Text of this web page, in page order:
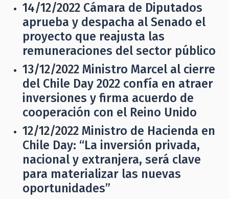
14/12/2022 Cámara de Diputados
aprueba y despacha al Senado el
proyecto que reajusta las
remuneraciones del sector público
13/12/2022 Ministro Marcel al cierre
del Chile Day 2022 confía en atraer
inversiones y firma acuerdo de
cooperación con el Reino Unido
12/12/2022 Ministro de Hacienda en
Chile Day: “La inversión privada,
nacional y extranjera, será clave
para materializar las nuevas
oportunidades”